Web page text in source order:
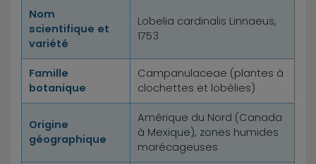
Nom
scientifique et
variété
Lobelia cardinalis Linnaeus,
1753
Famille
botanique
Campanulaceae (plantes à
clochettes et lobélies)
Origine
géographique
Amérique du Nord (Canada
à Mexique), zones humides
marécageuses